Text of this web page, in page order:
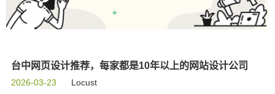
台中网页设计推荐，每家都是10年以上的网站设计公司
2026-03-23 Locust